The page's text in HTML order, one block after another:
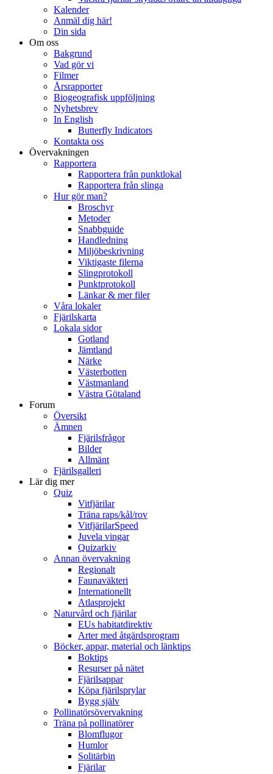
Kalender
Anmäl dig här!
Din sida
Om oss
Bakgrund
Vad gör vi
Filmer
Årsrapporter
Biogeografisk uppföljning
Nyhetsbrev
In English
Butterfly Indicators
Kontakta oss
Övervakningen
Rapportera
Rapportera från punktlokal
Rapportera från slinga
Hur gör man?
Broschyr
Metoder
Snabbguide
Handledning
Miljöbeskrivning
Viktigaste filerna
Slingprotokoll
Punktprotokoll
Länkar & mer filer
Våra lokaler
Fjärilskarta
Lokala sidor
Gotland
Jämtland
Närke
Västerbotten
Västmanland
Västra Götaland
Forum
Översikt
Ämnen
Fjärilsfrågor
Bilder
Allmänt
Fjärilsgalleri
Lär dig mer
Quiz
Vitfjärilar
Träna raps/kål/rov
VitfjärilarSpeed
Juvela vingar
Quizarkiv
Annan övervakning
Regionalt
Faunaväkteri
Internationellt
Atlasprojekt
Naturvård och fjärilar
EUs habitatdirektiv
Arter med åtgärdsprogram
Böcker, appar, material och länktips
Boktips
Resurser på nätet
Fjärilsappar
Köpa fjärilsprylar
Bygg själv
Pollinatörsövervakning
Träna på pollinatörer
Blomflugor
Humlor
Solitärbin
Fjärilar